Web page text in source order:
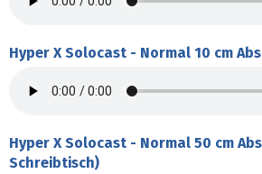
Hyper X Solocast - Normal 10 cm
Hyper X Solocast - Normal 50 cm
Schreibtisch)